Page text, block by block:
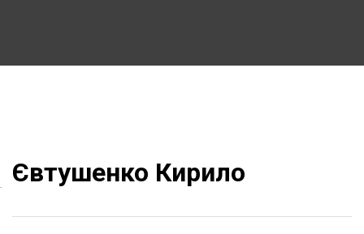
Євтушенко Кирило